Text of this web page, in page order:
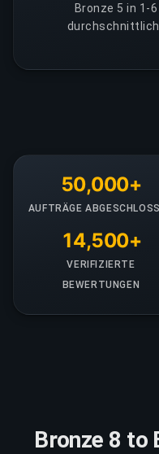
Bronze 5 in 1-
durchschnittlich
50,000+
AUFTRÄGE
14,500+
VERIFIZIERTE
BEWERTUNGEN
Bronze 8 to